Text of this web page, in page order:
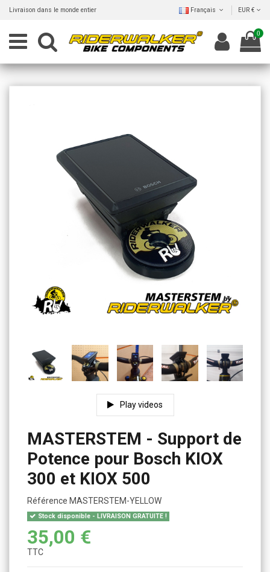
Livraison dans le monde entier Français EUR €
0
Play videos
MASTERSTEM - Support de
Potence pour Bosch KIOX
300 et KIOX 500
Référence MASTERSTEM-YELLOW
Stock disponible - LIVRAISON GRATUITE !
35,00 €
TTC